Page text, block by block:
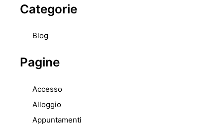
Categorie
Blog
Pagine
Accesso
Alloggio
Appuntamenti